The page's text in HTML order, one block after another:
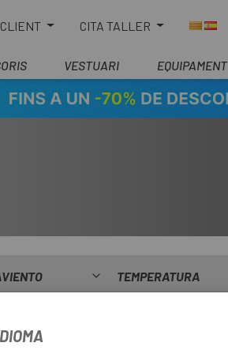
CITA TALLER
VESTUARI EQUIPAMENT
TEMPERATURA